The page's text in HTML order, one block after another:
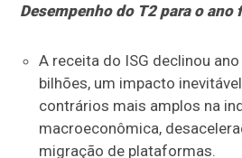
Desempenho do T2 para o
A receita do ISG declinou ano
bilhões, um impacto
contrários mais amplos na
macroeconômica,
migração de plataformas.